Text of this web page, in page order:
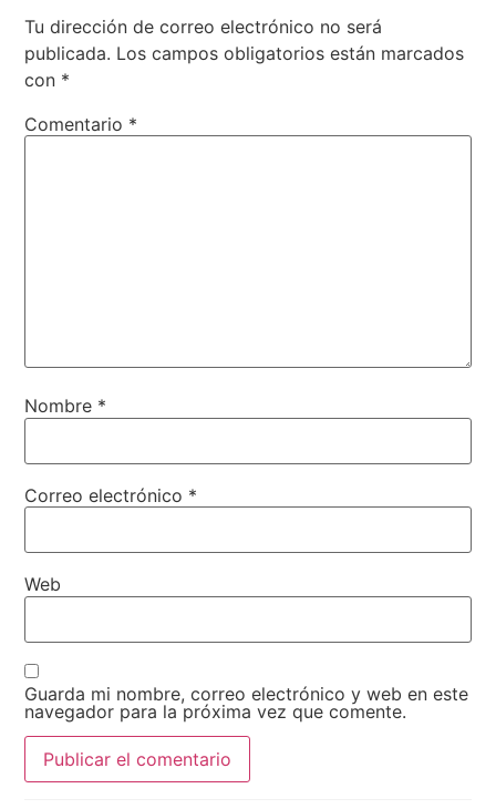
Tu dirección de correo electrónico no será
publicada. Los campos obligatorios están marcados
con *
Comentario *
Nombre *
Correo electrónico *
Web
Guarda mi nombre, correo electrónico y web en este
navegador para la próxima vez que comente.